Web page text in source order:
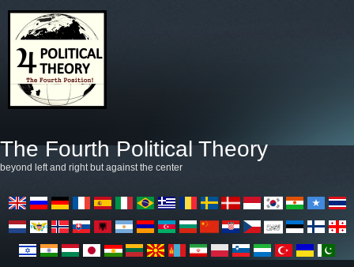
The Fourth Political Theory
beyond left and right but against the center